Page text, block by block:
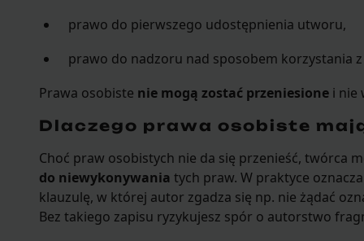
prawo do pierwszego udostępnienia utworu,
prawo do nadzoru nad sposobem korzystania
Prawa osobiste nie mogą zostać przeniesione i nie
Dlaczego prawa osobiste
Choć praw osobistych nie da się przenieść, twórca
do niewykonywania tych praw. W praktyce
klauzulę, w której autor zgadza się np. nie żądać
Bez takiego zapisu ryzykujesz spór o autorstwo